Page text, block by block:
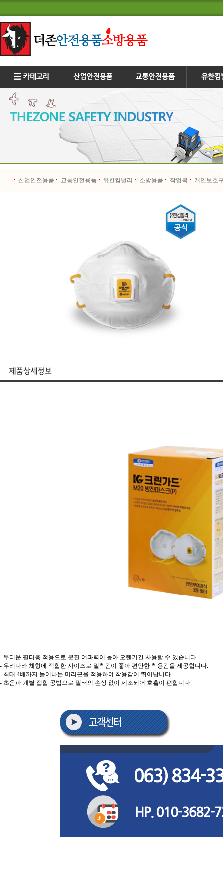
산업안전용품 교통안전용품 유한킴벌리 소방용품 작업복 개인보호
- 두터운 필터층 적용으로 분진 여과력이 높아 오랜기간 사용할 수 있습니다.
- 우리나라 체형에 적합한 사이즈로 밀착감이 좋아 편안한 착용감을 제공합니다.
- 최대 4배까지 늘어나는 머리끈을 적용하여 착용감이 뛰어납니다.
- 초음파 개별 접합 공법으로 필터의 손상 없이 제조되어 호흡이 편합니다.